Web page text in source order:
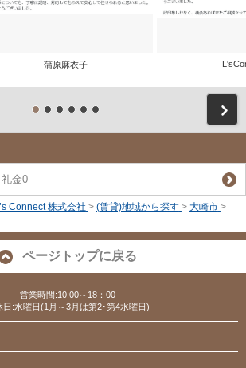
蒲原麻衣子
礼金0
Connect 株式会社 > (賃貸)地域から探す > 大崎市 >
ページトップに戻る
営業時間:10:00～18：00
日:水曜日(1月～3月は第2･第4水曜日)